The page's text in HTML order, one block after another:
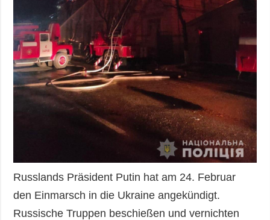
Russlands Präsident Putin hat am 24. Februar
den Einmarsch in die Ukraine angekündigt.
Russische Truppen beschießen und vernichten